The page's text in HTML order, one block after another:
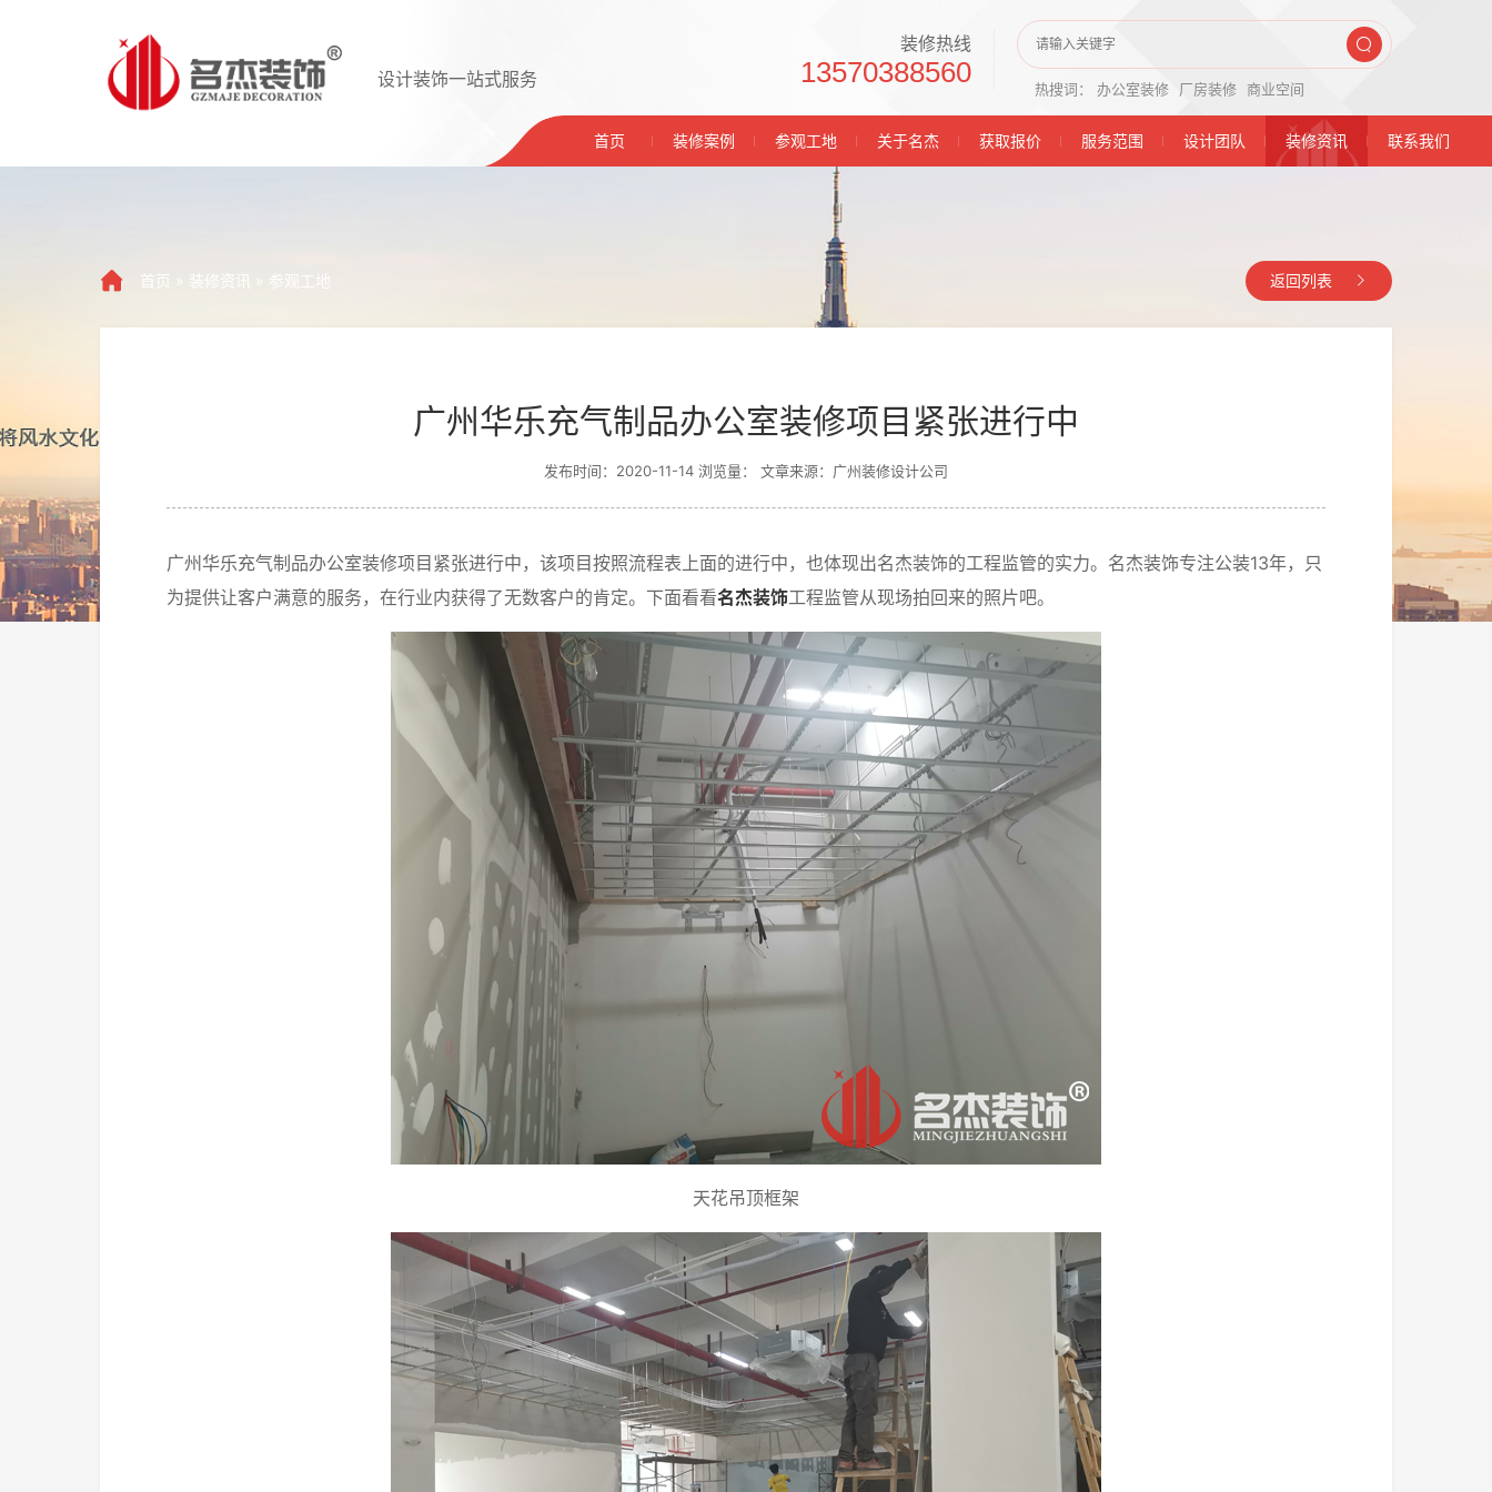
设计装饰一站式服务
装修热线
13570388560 热搜词： 办公室装修 厂房装修 商业空间
首页 装修案例 参观工地 关于名杰 获取报价 服务范围 设计团队 装修资讯 联系我们
首页 » 装修资讯 » 参观工地 返回列表
广州华乐充气制品办公室装修项目紧张进行中
发布时间：2020-11-14 浏览量： 文章来源：广州装修设计公司
广州华乐充气制品办公室装修项目紧张进行中，该项目按照流程表上面的进行中，也体现出名杰装饰的工程监管的实力。名杰装饰专注公装13年，只
为提供让客户满意的服务，在行业内获得了无数客户的肯定。下面看看名杰装饰工程监管从现场拍回来的照片吧。
天花吊顶框架